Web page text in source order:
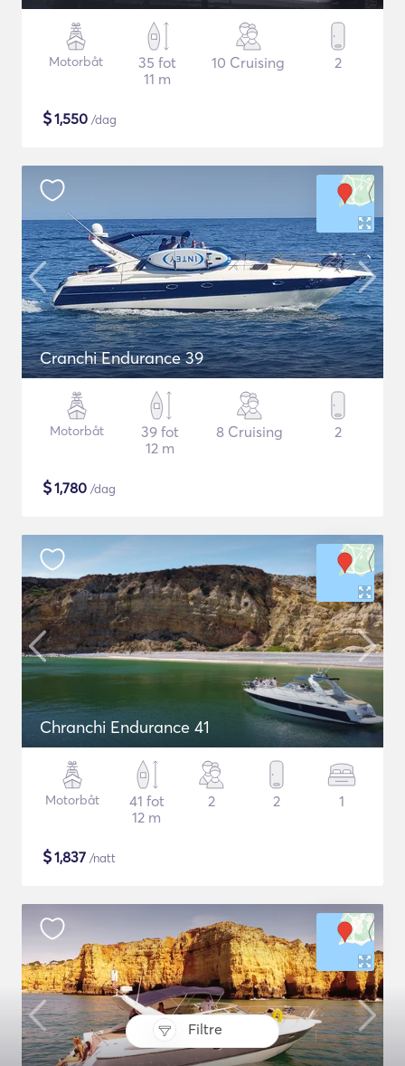
Filtre
Motorbåt
35 fot
11 m
10 Cruising 2
$1,550 /dag
Cranchi Endurance 39
Motorbåt
39 fot
12 m
8 Cruising 2
$1,780 /dag
Chranchi Endurance 41
Motorbåt
41 fot
12 m
2 2 1
$1,837 /natt